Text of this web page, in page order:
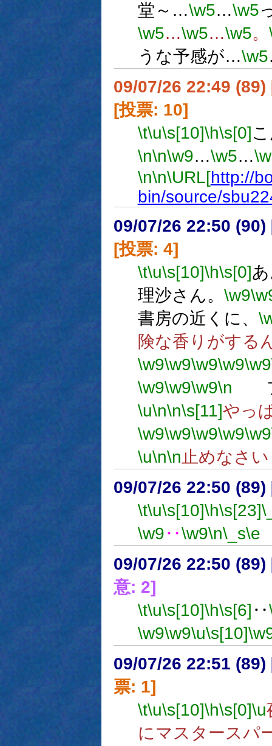
堂～…\w5…\w5
\w5…\w5…\w5。
うな予感が…\w5
09/07/26 22:49 (89)
[投票: 10]
\t\u\s[10]\h\s[0]
\n\n\w9…\w5…
\n\n\URL[http://
bin/source/
09/07/26 22:50 (90)
[投票: 4]
\t\u\s[10]\h\s[0]
理沙さん。 \w9
書房の近くに、
険な香りがする
\w9\w9\w9\w9\w9
\w9\w9\w9\n フ
\u\n\n\s[11]やっ
\w9\w9\w9\w9\w9
\u\n\n 止めなさ
09/07/26 22:50 (89)
\t\u\s[10]\h\s[23]
\w9‥\w9\n\_s\e
09/07/26 22:50 (89)
意: 2]
\t\u\s[10]\h\s[6] ‥
\w9\w9\u\s[10]
09/07/26 22:51 (89)
票: 1]
\t\u\s[10]\h\s[0]\u
にマスタースパ